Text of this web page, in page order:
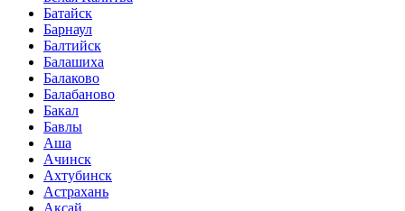
Батайск
Барнаул
Балтийск
Балашиха
Балаково
Балабаново
Бакал
Бавлы
Аша
Ачинск
Ахтубинск
Астрахань
Аксай